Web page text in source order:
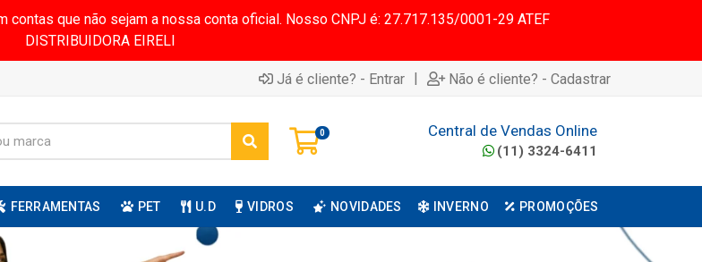
contas que não sejam a nossa conta oficial. Nosso CNPJ é: 27.717.135/0001-29 ATEF
DISTRIBUIDORA EIRELI
Já é cliente? - Entrar | Não é cliente? - Cadastrar
0 Central de Vendas Online
(11) 3324-6411
FERRAMENTAS PET U.D VIDROS NOVIDADES INVERNO PROMOÇÕES